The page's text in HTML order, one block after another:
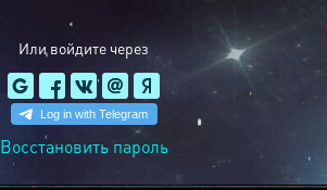
Или войдите через
Восстановить пароль